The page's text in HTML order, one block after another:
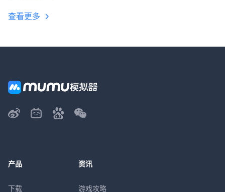
查看更多
产品
下载
资讯
游戏攻略